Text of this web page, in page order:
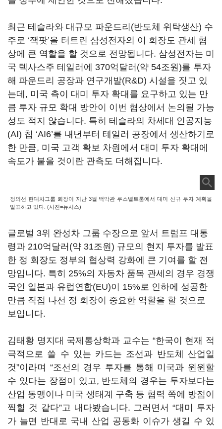
최근 테슬라와 대규모 파운드리 (반도체 위탁생산) 수
주로 ‘잭팟’을 터트린 삼성전자의 이 회장도 관세 협
상에 큰 역할을 할 것으로 전망됩니다. 삼성전자는 미
국 텍사스주 테일러에 370억달러 (약 54조원)를 투자
해 파운드리 공장과 연구개발(R&D) 시설을 짓고 있
는데 , 미국 측이 대미 투자 확대를 요구하고 있는 만
큼 투자 규모 확대 방안이 이번 협상에서 논의될 가능
성도 적지 않습니다. 특히 테슬라의 차세대 인공지능
(AI) 칩 ‘AI6’를 내년부터 테일러 공장에서 생산하기로
한 만큼, 미국 고객 확보 차원에서 대미 투자 확대에
속도가 붙을 것이란 관측도 더해집니다.
정의선 현대차그룹 회장이 지난 3월 백악관 루스벨트룸에서 대미 신규 투자 계획을
발표하고 있다. (사진=뉴시스)
글로벌 3위 완성차 그룹 수장으로 앞서 트럼프 대통
령과 210억달러 (약 31조원) 규모의 현지 투자를 발표
한 정 회장도 정부의 협상력 강화에 큰 기여를 할 전
망입니다. 특히 25%의 자동차 품목 관세의 경우 경쟁
국인 일본과 유럽연합(EU)이 15%로 인하에 성공한
만큼 직접 나선 정 회장이 중요한 역할을 할 것으로
보입니다.
김태황 명지대 국제통상학과 교수는 “한국이 현재 적
극적으로 쓸 수 있는 카드는 조선과 반도체 산업일
것”이라며 “조선의 경우 투자를 통해 미국과 윈윈할
수 있다는 장점이 있고, 반도체의 경우는 투자보다는
산업 동맹이나 미국 생태계 구축 등 협력 쪽에 방점이
찍힐 것 같다”고 내다봤습니다. 그러면서“대미 투자
가 늘면 반대로 국내 산업 공동화 이슈가 생길 수 있